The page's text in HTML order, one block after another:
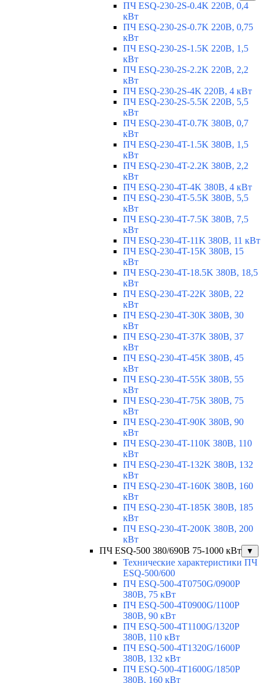
ПЧ ESQ-230-2S-0.4K 220В, 0,4
кВт
ПЧ ESQ-230-2S-0.7K 220В, 0,75
кВт
ПЧ ESQ-230-2S-1.5K 220В, 1,5
кВт
ПЧ ESQ-230-2S-2.2K 220В, 2,2
кВт
ПЧ ESQ-230-2S-4K 220В, 4 кВт
ПЧ ESQ-230-2S-5.5K 220В, 5,5
кВт
ПЧ ESQ-230-4T-0.7K 380В, 0,7
кВт
ПЧ ESQ-230-4T-1.5K 380В, 1,5
кВт
ПЧ ESQ-230-4T-2.2K 380В, 2,2
кВт
ПЧ ESQ-230-4T-4K 380В, 4 кВт
ПЧ ESQ-230-4T-5.5K 380В, 5,5
кВт
ПЧ ESQ-230-4T-7.5K 380В, 7,5
кВт
ПЧ ESQ-230-4T-11K 380В, 11 кВт
ПЧ ESQ-230-4T-15K 380В, 15
кВт
ПЧ ESQ-230-4T-18.5K 380В, 18,5
кВт
ПЧ ESQ-230-4T-22K 380В, 22
кВт
ПЧ ESQ-230-4T-30K 380В, 30
кВт
ПЧ ESQ-230-4T-37K 380В, 37
кВт
ПЧ ESQ-230-4T-45K 380В, 45
кВт
ПЧ ESQ-230-4T-55K 380В, 55
кВт
ПЧ ESQ-230-4T-75K 380В, 75
кВт
ПЧ ESQ-230-4T-90K 380В, 90
кВт
ПЧ ESQ-230-4T-110K 380В, 110
кВт
ПЧ ESQ-230-4T-132K 380В, 132
кВт
ПЧ ESQ-230-4T-160K 380В, 160
кВт
ПЧ ESQ-230-4T-185K 380В, 185
кВт
ПЧ ESQ-230-4T-200K 380В, 200
кВт
ПЧ ESQ-500 380/690В 75-1000 кВт
▼
Технические характеристики ПЧ
ESQ-500/600
ПЧ ESQ-500-4T0750G/0900P
380В, 75 кВт
ПЧ ESQ-500-4T0900G/1100P
380В, 90 кВт
ПЧ ESQ-500-4T1100G/1320P
380В, 110 кВт
ПЧ ESQ-500-4T1320G/1600P
380В, 132 кВт
ПЧ ESQ-500-4T1600G/1850P
380В, 160 кВт